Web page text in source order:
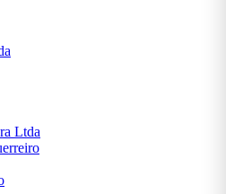
Ltda